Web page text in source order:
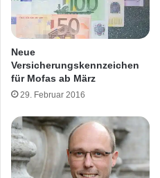
Neue
Versicherungskennzeichen
für Mofas ab März
29. Februar 2016